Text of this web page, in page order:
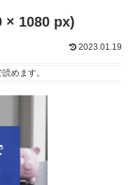
× 1080 px)
2023.01.19
読めます。